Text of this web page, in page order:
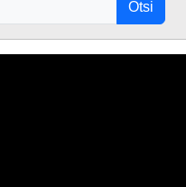
Otsi